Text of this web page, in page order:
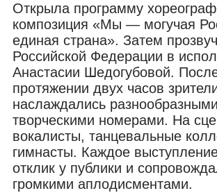
Открыла программу
композиция «Мы — могучая
единая страна». Затем
Российской Федерации в
Анастасии Шедогубовой.
протяжении двух часов
наслаждались разнообразными
творческими номерами. На
вокалисты, танцевальные
гимнасты. Каждое
отклик у публики и
громкими аплодисментами.